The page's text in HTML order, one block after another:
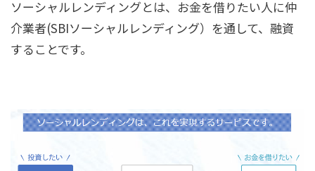
ソーシャルレンディングとは、お金を借りたい人に仲
介業者(SBIソーシャルレンディング）を通して、融資
することです。